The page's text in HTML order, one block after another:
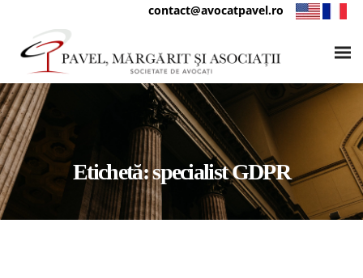
contact@avocatpavel.ro
Etichetă:specialist GDPR